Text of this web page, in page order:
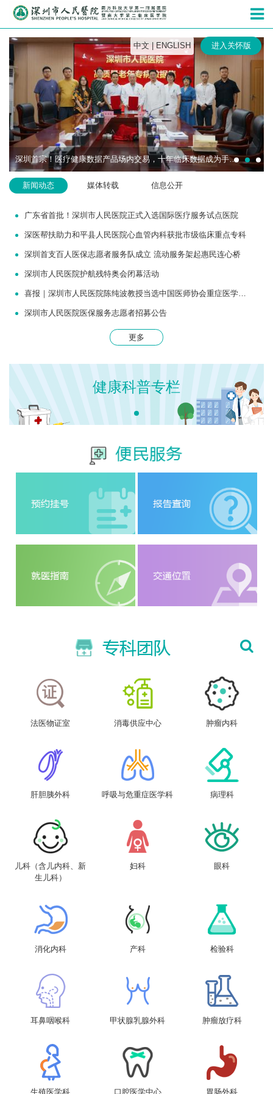
深圳市人民
中文 ENGLISH 进入关怀版
深圳首宗！医疗健康数据产品场内交易，十年临床数据成为手术机器人研发“燃料”
新闻动态 媒体转载 信息公开
广东省首批！深圳市人民医院正式入选国际医疗服务试点医院
深医帮扶助力和平县人民医院心血管内科获批市级临床重点专科
深圳首支百人医保志愿者服务队成立 流动服务架起惠民连心桥
深圳市人民医院护航残特奥会闭幕活动
喜报｜深圳市人民医院陈纯波教授当选中国医师协会重症医学医师分会常务委员
深圳市人民医院医保服务志愿者招募公告
更多
健康科普专栏
法医物证室 消毒供应中心 肿瘤内科
肝胆胰外科 呼吸与危重症医学科 病理科
儿科（含儿内科、新
生儿科）
妇科 眼科
消化内科 产科 检验科
耳鼻咽喉科 甲状腺乳腺外科 肿瘤放疗科
生殖医学科 口腔医学中心 胃肠外科